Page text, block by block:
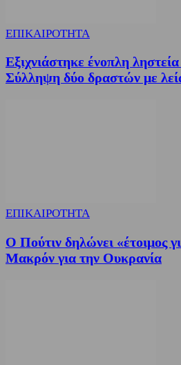
ΕΠΙΚΑΙΡΟΤΗΤΑ
Εξιχνιάστηκε ένοπλη
Σύλληψη δύο δραστών με
ΕΠΙΚΑΙΡΟΤΗΤΑ
Ο Πούτιν δηλώνει «έτοιμος
Μακρόν για την Ουκρανία